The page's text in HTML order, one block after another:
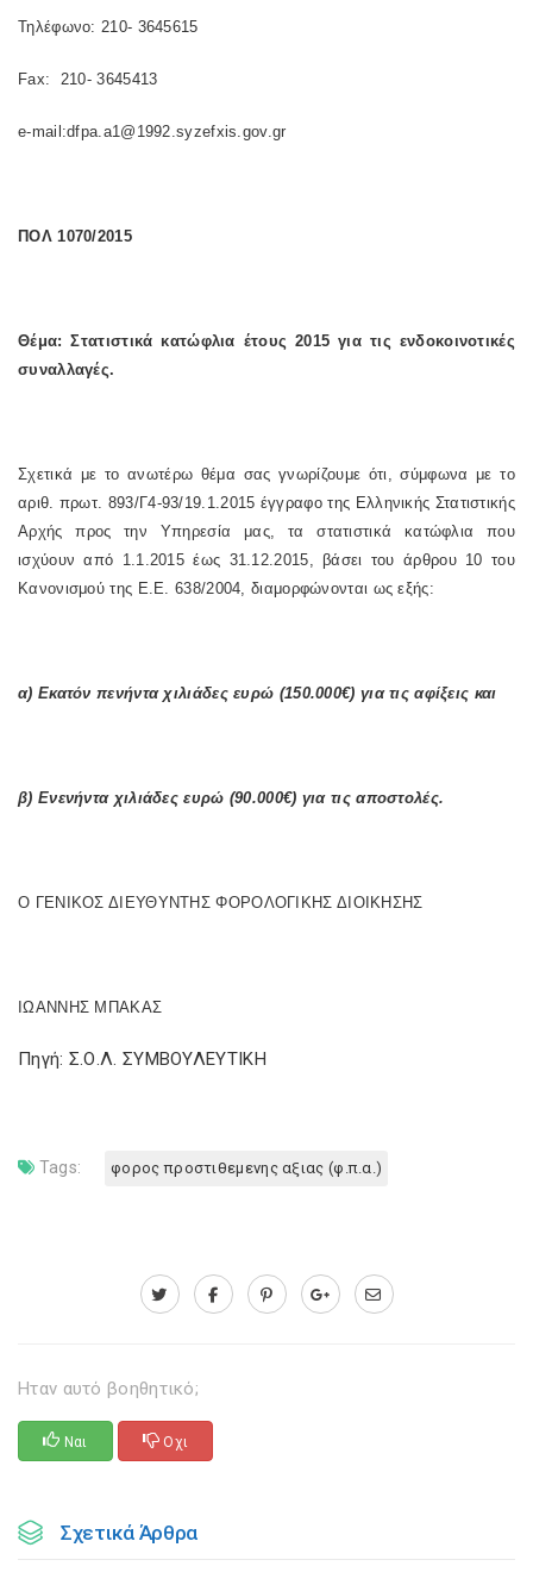
Τηλέφωνο: 210- 3645615
Fax: 210- 3645413
e-mail:dfpa.a1@1992.syzefxis.gov.gr
ΠΟΛ 1070/2015
Θέμα: Στατιστικά κατώφλια έτους 2015 για τις ενδοκοινοτικές
συναλλαγές.
Σχετικά με το ανωτέρω θέμα σας γνωρίζουμε ότι, σύμφωνα με το
αριθ. πρωτ. 893/Γ4-93/19.1.2015 έγγραφο της Ελληνικής Στατιστικής
Αρχής προς την Υπηρεσία μας, τα στατιστικά κατώφλια που
ισχύουν από 1.1.2015 έως 31.12.2015, βάσει του άρθρου 10 του
Κανονισμού της Ε.Ε. 638/2004, διαμορφώνονται ως εξής:
α) Εκατόν πενήντα χιλιάδες ευρώ (150.000€) για τις αφίξεις και
β) Ενενήντα χιλιάδες ευρώ (90.000€) για τις αποστολές.
Ο ΓΕΝΙΚΟΣ ΔΙΕΥΘΥΝΤΗΣ ΦΟΡΟΛΟΓΙΚΗΣ ΔΙΟΙΚΗΣΗΣ
ΙΩΑΝΝΗΣ ΜΠΑΚΑΣ
Πηγή: Σ.Ο.Λ. ΣΥΜΒΟΥΛΕΥΤΙΚΗ
Tags: φορος προστιθεμενης αξιας (φ.π.α.)
Ηταν αυτό βοηθητικό;
Ναι Οχι
Σχετικά Άρθρα